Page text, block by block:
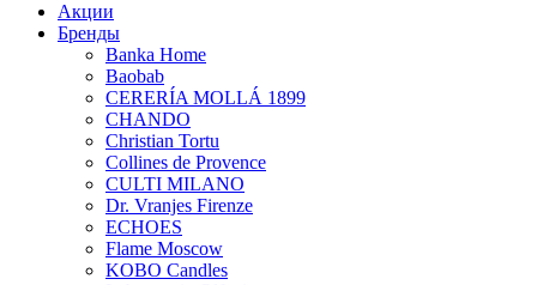
Акции
Бренды
Banka Home
Baobab
CERERÍA MOLLÁ 1899
CHANDO
Christian Tortu
Collines de Provence
CULTI MILANO
Dr. Vranjes Firenze
ECHOES
Flame Moscow
KOBO Candles